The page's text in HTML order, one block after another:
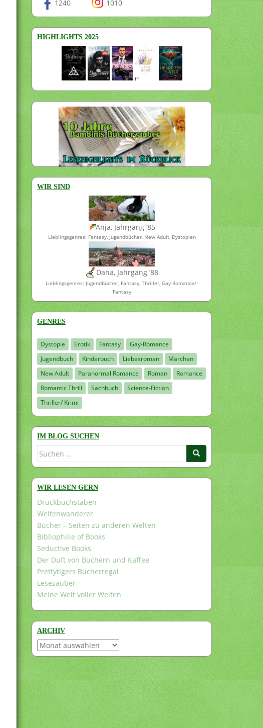
1240 1010
HIGHLIGHTS 2025
WIR SIND
Anja, Jahrgang ’85
Lieblingsgenres: Fantasy, Jugendbücher, New Adult, Dystopien
Dana, Jahrgang ’88
Lieblingsgenres: Jugendbücher, Fantasy, Thriller, Gay-Romance/-
Fantasy
GENRES
Dystopie Erotik Fantasy
Gay-Romance
Jugendbuch
Kinderbuch Liebesroman
Märchen
New Adult
Paranormal Romance Roman
Romance
Romantic Thrill
Sachbuch
Science-Fiction
Thriller/ Krimi
IM BLOG SUCHEN
Suchen
WIR LESEN GERN
Druckbuchstaben
Weltenwanderer
Bücher – Seiten zu anderen Welten
Bibliophilie of Books
Seductive Books
Der Duft von Büchern und Kaffee
Prettytigers Bücherregal
Lesezauber
Meine Welt voller Welten
ARCHIV
Archiv